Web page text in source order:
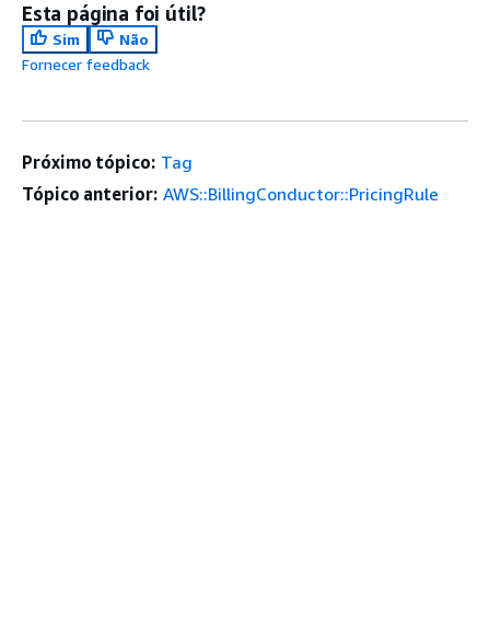
Esta página foi útil?
Sim
Não
Fornecer feedback
Próximo tópico: Tag
Tópico anterior: AWS::BillingConductor::PricingRule